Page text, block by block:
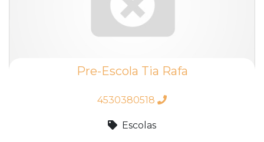
Pre-Escola Tia Rafa
4530380518
Escolas